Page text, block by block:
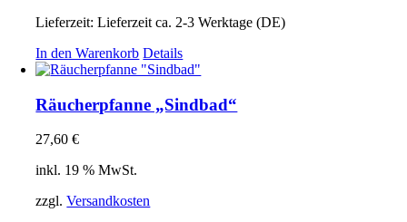
Lieferzeit:Lieferzeit ca. 2-3 Werktage (DE)
In den Warenkorb Details
Räucherpfanne „Sindbad“
27,60€
inkl. 19 % MwSt.
zzgl.Versandkosten